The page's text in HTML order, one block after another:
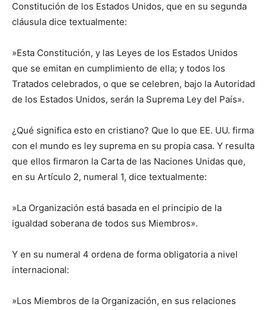
Constitución de los Estados Unidos, que en su segunda
cláusula dice textualmente:
​»Esta Constitución, y las Leyes de los Estados Unidos
que se emitan en cumplimiento de ella; y todos los
Tratados celebrados, o que se celebren, bajo la Autoridad
de los Estados Unidos, serán la Suprema Ley del País».
​¿Qué significa esto en cristiano? Que lo que EE. UU. firma
con el mundo es ley suprema en su propia casa. Y resulta
que ellos firmaron la Carta de las Naciones Unidas que,
en su Artículo 2, numeral 1, dice textualmente:
​»La Organización está basada en el principio de la
igualdad soberana de todos sus Miembros».
​Y en su numeral 4 ordena de forma obligatoria a nivel
internacional:
​»Los Miembros de la Organización, en sus relaciones